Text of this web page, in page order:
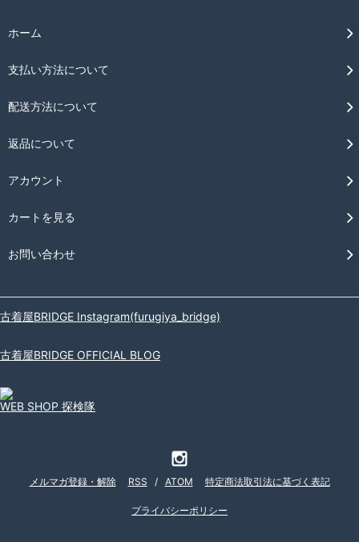
ホーム
支払い方法について
配送方法について
返品について
アカウント
カートを見る
お問い合わせ
古着屋BRIDGE Instagram(furugiya_bridge)
古着屋BRIDGE OFFICIAL BLOG
WEB SHOP 探検隊
メルマガ登録・解除 RSS / ATOM 特定商法取引法に基づく表記
プライバシーポリシー